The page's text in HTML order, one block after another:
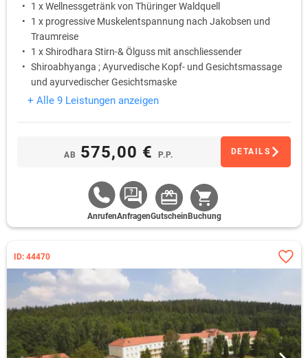
1 x Wellnessgetränk von Thüringer Waldquell
1 x progressive Muskelentspannung nach Jakobsen und
Traumreise
1 x Shirodhara Stirn-& Ölguss mit anschliessender
Shiroabhyanga ; Ayurvedische Kopf- und Gesichtsmassage
und ayurvedischer Gesichtsmaske
+ Alle 9 Leistungen anzeigen
AB 575,00 € P.P. DETAILS
AnrufenAnfragenGutschein Buchung
ID: 44470